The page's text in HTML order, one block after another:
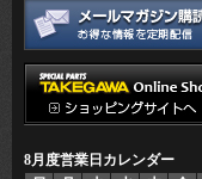
8月度営業日カレンダー